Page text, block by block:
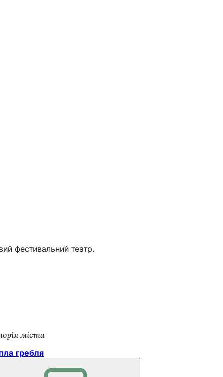
фестивальний театр.
міста
гребля